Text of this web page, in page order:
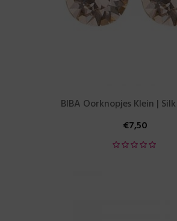
BIBA Oorknopjes Klein |
€7,50